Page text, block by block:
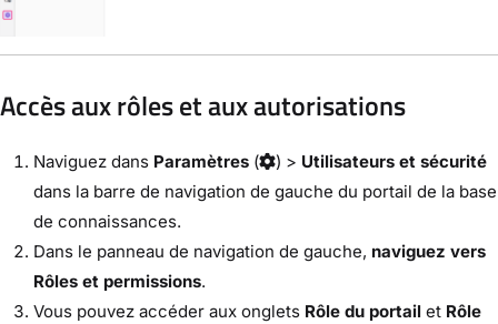
Accès aux rôles et aux autorisations
Naviguez dans Paramètres ( ) > Utilisateurs et sécurité
dans la barre de navigation de gauche du portail de la base
de connaissances.
Dans le panneau de navigation de gauche, naviguez vers
Rôles et permissions.
Vous pouvez accéder aux onglets Rôle du portail et Rôle